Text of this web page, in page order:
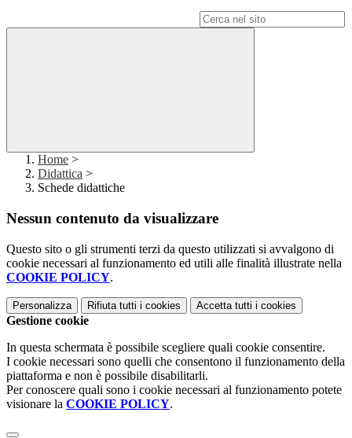
Home >
Didattica >
Schede didattiche
Nessun contenuto da visualizzare
Questo sito o gli strumenti terzi da questo utilizzati si avvalgono di
cookie necessari al funzionamento ed utili alle finalità illustrate nella
COOKIE POLICY.
Personalizza Rifiuta tutti i cookies Accetta tutti i cookies
Gestione cookie
In questa schermata è possibile scegliere quali cookie consentire.
I cookie necessari sono quelli che consentono il funzionamento della
piattaforma e non è possibile disabilitarli.
Per conoscere quali sono i cookie necessari al funzionamento potete
visionare la COOKIE POLICY.